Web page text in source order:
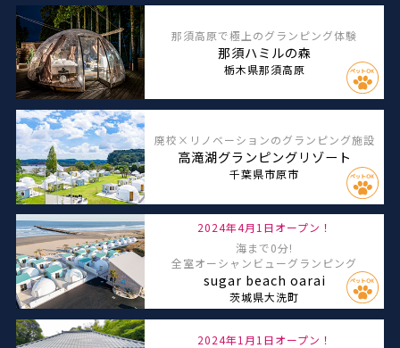
那須高原で極上のグランピング体験
那須ハミルの森
栃木県那須高原
廃校×リノベーションのグランピング施設
高滝湖グランピングリゾート
千葉県市原市
2024年4月1日オープン！
海まで0分!
全室オーシャンビューグランピング
sugar beach oarai
茨城県大洗町
2024年1月1日オープン！